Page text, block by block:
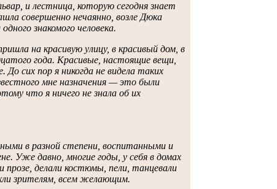
и лестница, которую сегодня знает
совершенно нечаянно, возле Дюка
знакомого человека.
на красивую улицу, в красивый дом, в
года. Красивые, настоящие вещи,
сих пор я никогда не видела таких
мне назначения — это были
что я ничего не знала об их
в разной степени, воспитанными и
Уже давно, многие годы, у себя в домах
прозе, делали костюмы, пели, танцевали
зрителям, всем желающим.